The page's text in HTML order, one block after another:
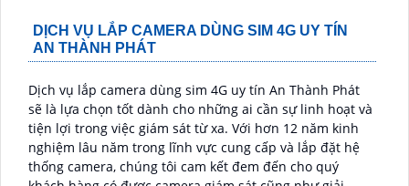
DỊCH VỤ LẮP CAMERA DÙNG SIM 4G UY TÍN
AN THÀNH PHÁT
Dịch vụ lắp camera dùng sim 4G uy tín An Thành Phát
sẽ là lựa chọn tốt dành cho những ai cần sự linh hoạt và
tiện lợi trong việc giám sát từ xa. Với hơn 12 năm kinh
nghiệm lâu năm trong lĩnh vực cung cấp và lắp đặt hệ
thống camera, chúng tôi cam kết đem đến cho quý